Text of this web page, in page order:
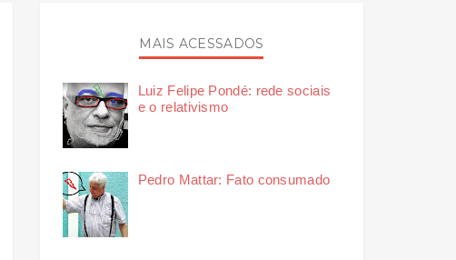
MAIS ACESSADOS
Luiz Felipe Pondé: rede sociais
e o relativismo
Pedro Mattar: Fato consumado